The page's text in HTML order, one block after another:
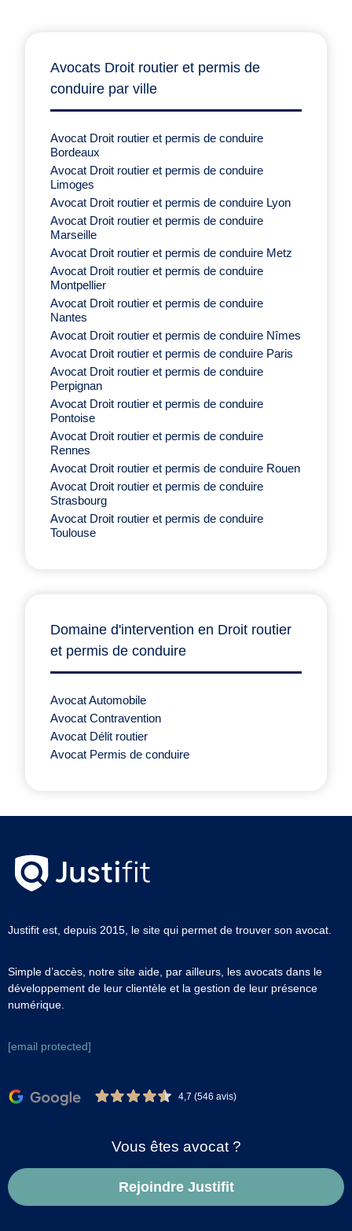
Avocats Droit routier et permis de
conduire par ville
Avocat Droit routier et permis de conduire
Bordeaux
Avocat Droit routier et permis de conduire
Limoges
Avocat Droit routier et permis de conduire Lyon
Avocat Droit routier et permis de conduire
Marseille
Avocat Droit routier et permis de conduire Metz
Avocat Droit routier et permis de conduire
Montpellier
Avocat Droit routier et permis de conduire
Nantes
Avocat Droit routier et permis de conduire Nîmes
Avocat Droit routier et permis de conduire Paris
Avocat Droit routier et permis de conduire
Perpignan
Avocat Droit routier et permis de conduire
Pontoise
Avocat Droit routier et permis de conduire
Rennes
Avocat Droit routier et permis de conduire Rouen
Avocat Droit routier et permis de conduire
Strasbourg
Avocat Droit routier et permis de conduire
Toulouse
Domaine d'intervention en Droit routier
et permis de conduire
Avocat Automobile
Avocat Contravention
Avocat Délit routier
Avocat Permis de conduire
Justifit est, depuis 2015, le site qui permet de trouver son avocat.
Simple d’accès, notre site aide, par ailleurs, les avocats dans le
développement de leur clientèle et la gestion de leur présence
numérique.
[email protected]
4,7 (546 avis)
Vous êtes avocat ?
Rejoindre Justifit